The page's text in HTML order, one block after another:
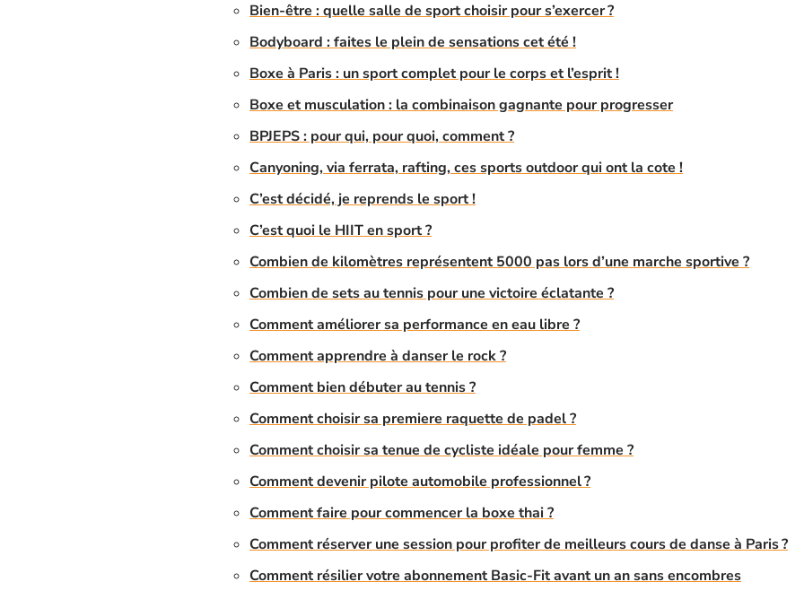
Bien-être : quelle salle de sport choisir pour s’exercer ?
Bodyboard : faites le plein de sensations cet été !
Boxe à Paris : un sport complet pour le corps et l’esprit !
Boxe et musculation : la combinaison gagnante pour progresser
BPJEPS : pour qui, pour quoi, comment ?
Canyoning, via ferrata, rafting, ces sports outdoor qui ont la cote !
C’est décidé, je reprends le sport !
C’est quoi le HIIT en sport ?
Combien de kilomètres représentent 5000 pas lors d’une marche sportive ?
Combien de sets au tennis pour une victoire éclatante ?
Comment améliorer sa performance en eau libre ?
Comment apprendre à danser le rock ?
Comment bien débuter au tennis ?
Comment choisir sa premiere raquette de padel ?
Comment choisir sa tenue de cycliste idéale pour femme ?
Comment devenir pilote automobile professionnel ?
Comment faire pour commencer la boxe thai ?
Comment réserver une session pour profiter de meilleurs cours de danse à Paris ?
Comment résilier votre abonnement Basic-Fit avant un an sans encombres